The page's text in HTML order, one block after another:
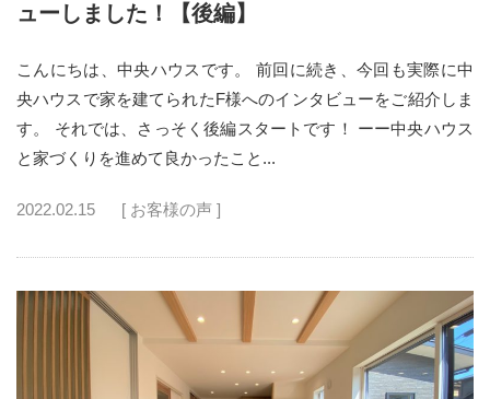
ューしました！【後編】
こんにちは、中央ハウスです。 前回に続き、今回も実際に中
央ハウスで家を建てられたF様へのインタビューをご紹介しま
す。 それでは、さっそく後編スタートです！ ーー中央ハウス
と家づくりを進めて良かったこと...
2022.02.15 [ お客様の声 ]